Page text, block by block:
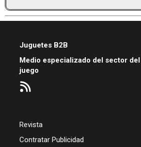
Juguetes B2B
Medio especializado del sector
juego
Revista
Contratar Publicidad